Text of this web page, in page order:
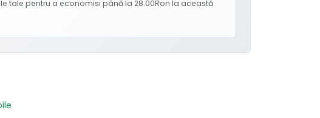
tale pentru a economisi până la 28.00Ron la această